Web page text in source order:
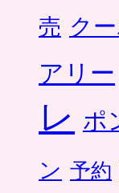
売 ク
アリー
レ ポ
ン 予約